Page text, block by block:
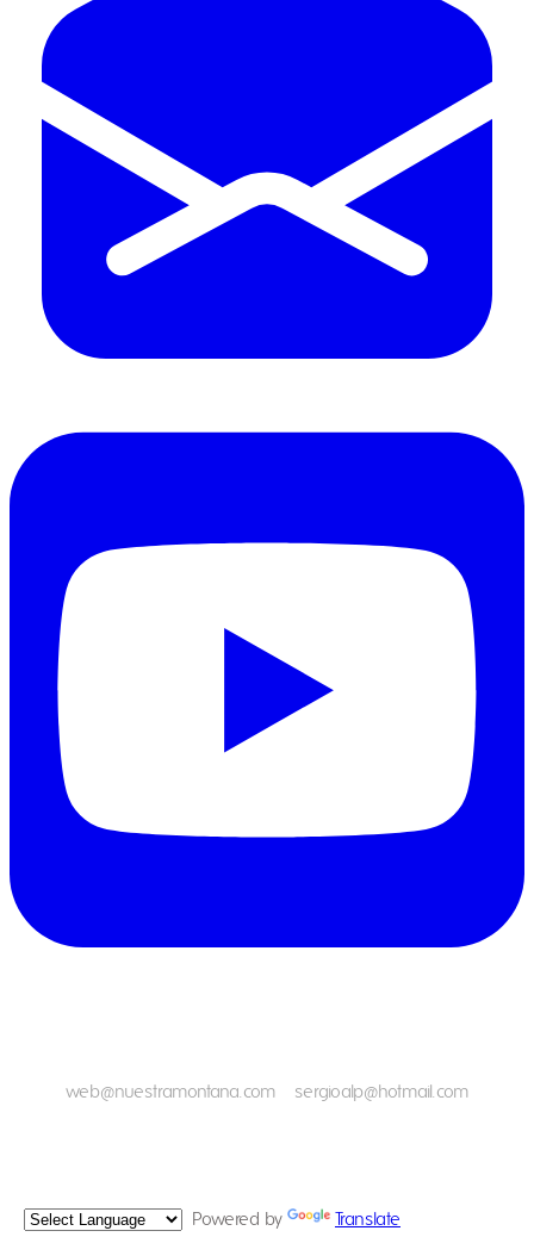
web@nuestramontana.com
sergioalp@hotmail.com
Powered by Translate